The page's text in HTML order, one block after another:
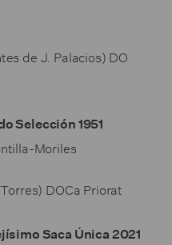
de J. Palacios) DO
Selección 1951
Moriles
DOCa Priorat
Saca Única 2021